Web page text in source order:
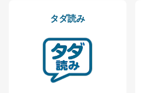
タダ読み